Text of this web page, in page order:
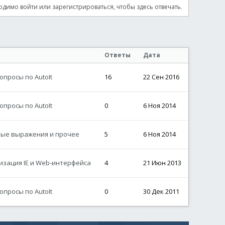
войти или зарегистрироваться, чтобы здесь отвечать.
Ответы Дата
по AutoIt 16 22 Сен 2016
по AutoIt 0 6 Ноя 2014
выражения и прочее 5 6 Ноя 2014
IE и Web-интерфейса 4 21 Июн 2013
по AutoIt 0 30 Дек 2011